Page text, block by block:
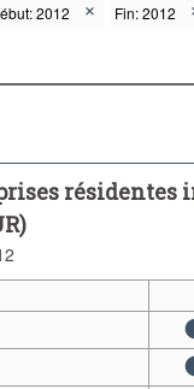
2012
Fin: 2012
résidentes